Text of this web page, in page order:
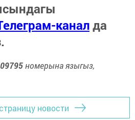
каналда
номерына языгыз,
новости